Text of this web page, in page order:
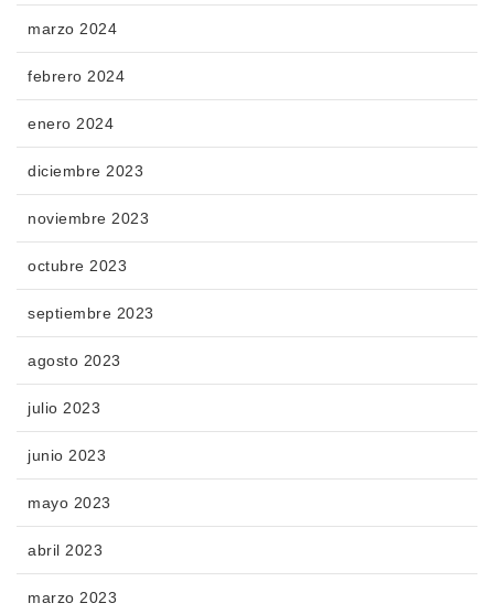
marzo 2024
febrero 2024
enero 2024
diciembre 2023
noviembre 2023
octubre 2023
septiembre 2023
agosto 2023
julio 2023
junio 2023
mayo 2023
abril 2023
marzo 2023